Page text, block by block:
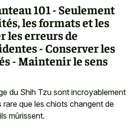
101 - Seulement
les formats et les
les erreurs de
- Conserver les
- Maintenir le sens
du Shih Tzu sont incroyablement
rare que les chiots changent de
mûrissent.